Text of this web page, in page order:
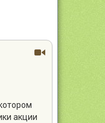
акции